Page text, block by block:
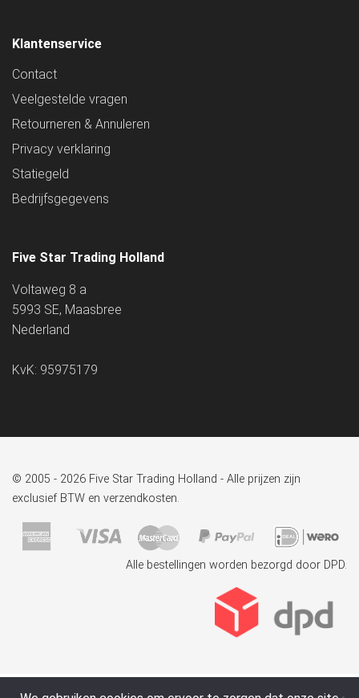
Klantenservice
Contact
Veelgestelde vragen
Retourneren & Annuleren
Privacy verklaring
Statiegeld
Bedrijfsgegevens
Five Star Trading Holland
Voltaweg 8 a
5993 SE, Maasbree
Nederland
KvK: 95975179
© 2005 - 2026 Five Star Trading Holland - Alle prijzen zijn
exclusief BTW en verzendkosten.
Alle bestellingen worden bezorgd door DPD.